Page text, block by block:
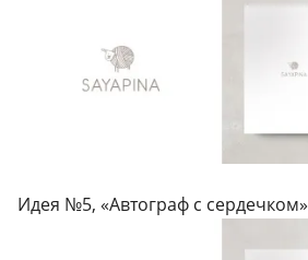
Идея №5, «Автограф с сердечком»